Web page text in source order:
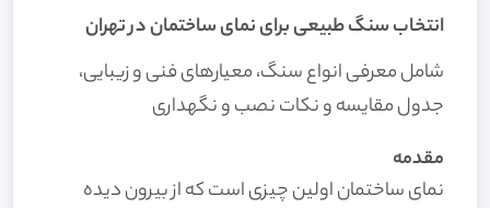
انتخاب سنگ طبیعی برای نمای ساختمان در تهران
شامل معرفی انواع سنگ‌، معیارهای فنی و زیبایی،
جدول مقایسه و نکات نصب و نگهداری
مقدمه
نمای ساختمان اولین چیزی است که از بیرون دیده